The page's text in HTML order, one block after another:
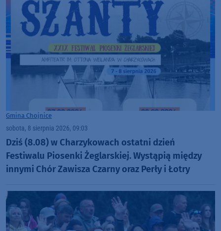
Gmina Chojnice
sobota, 8 sierpnia 2026, 09:03
Dziś (8.08) w Charzykowach ostatni dzień
Festiwalu Piosenki Żeglarskiej. Wystąpią między
innymi Chór Zawisza Czarny oraz Perły i Łotry